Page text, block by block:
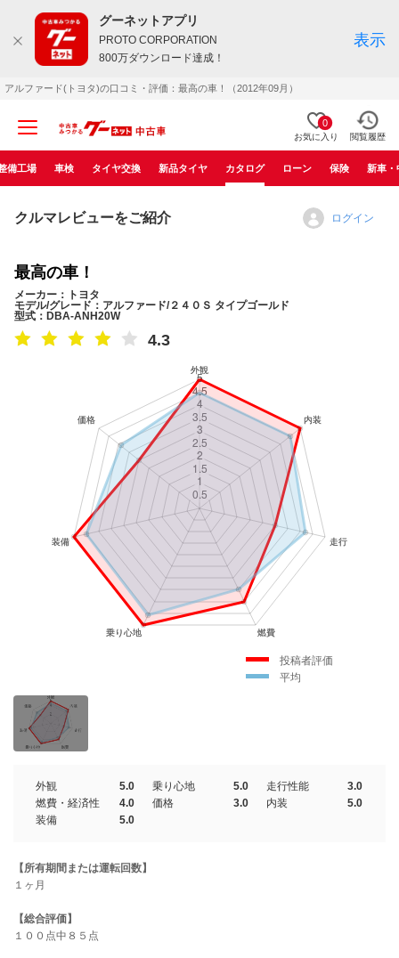
グーネットアプリ
PROTO CORPORATION
800万ダウンロード達成！
表示
アルファード(トヨタ)の口コミ・評価：最高の車！（2012年09月）
0
お気に入り 閲覧履歴
備工場 車検 タイヤ交換 新品タイヤ カタログ ローン 保険 新車・
クルマレビューをご紹介 ログイン
最高の車！
メーカー：トヨタ
モデル/グレード：アルファード/２４０Ｓ タイプゴールド
型式：DBA-ANH20W
4.3
投稿者評価
平均
外観 5.0 乗り心地 5.0 走行性能
3.0
燃費・経済性
4.0 価格 3.0 内装
5.0
装備
5.0
【所有期間または運転回数】
１ヶ月
【総合評価】
１００点中８５点